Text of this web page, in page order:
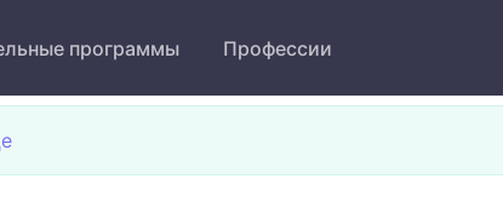
программы Профессии